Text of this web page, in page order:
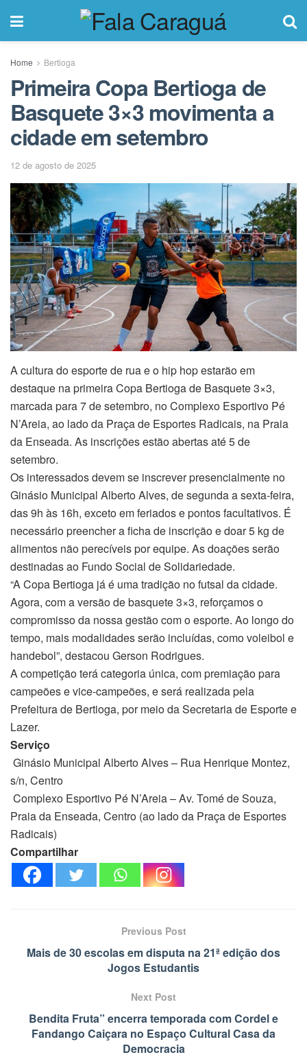
Home Bertioga
Primeira Copa Bertioga de
Basquete 3×3 movimenta a
cidade em setembro
12 de agosto de 2025
A cultura do esporte de rua e o hip hop estarão em
destaque na primeira Copa Bertioga de Basquete 3×3,
marcada para 7 de setembro, no Complexo Esportivo Pé
N’Areia, ao lado da Praça de Esportes Radicais, na Praia
da Enseada. As inscrições estão abertas até 5 de
setembro.
Os interessados devem se inscrever presencialmente no
Ginásio Municipal Alberto Alves, de segunda a sexta-feira,
das 9h às 16h, exceto em feriados e pontos facultativos. É
necessário preencher a ficha de inscrição e doar 5 kg de
alimentos não perecíveis por equipe. As doações serão
destinadas ao Fundo Social de Solidariedade.
“A Copa Bertioga já é uma tradição no futsal da cidade.
Agora, com a versão de basquete 3×3, reforçamos o
compromisso da nossa gestão com o esporte. Ao longo do
tempo, mais modalidades serão incluídas, como voleibol e
handebol”, destacou Gerson Rodrigues.
A competição terá categoria única, com premiação para
campeões e vice-campeões, e será realizada pela
Prefeitura de Bertioga, por meio da Secretaria de Esporte e
Lazer.
Serviço
Ginásio Municipal Alberto Alves – Rua Henrique Montez,
s/n, Centro
Complexo Esportivo Pé N’Areia – Av. Tomé de Souza,
Praia da Enseada, Centro (ao lado da Praça de Esportes
Radicais)
Compartilhar
Previous Post
Mais de 30 escolas em disputa na 21ª edição dos
Jogos Estudantis
Next Post
Bendita Fruta” encerra temporada com Cordel e
Fandango Caiçara no Espaço Cultural Casa da
Democracia